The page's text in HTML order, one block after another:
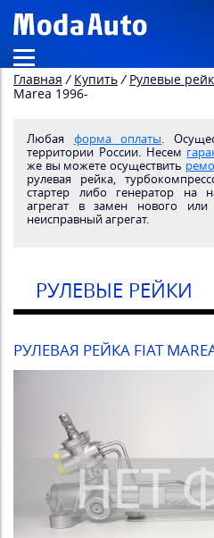
Главная / Купить / Рулевые
Marea 1996-
Любая форма оплаты.
территории России. Несем
же вы можете осуществить
рулевая рейка,
стартер либо генератор на
агрегат в замен нового или
неисправный агрегат.
РУЛЕВЫЕ РЕЙКИ
РУЛЕВАЯ РЕЙКА FIAT